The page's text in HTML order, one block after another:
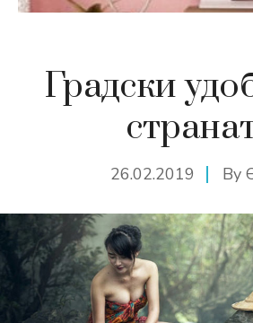
Градски
26.02.2019 By